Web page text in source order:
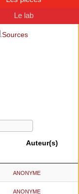
Le lab
Sources
Auteur(s)
anonyme
anonyme